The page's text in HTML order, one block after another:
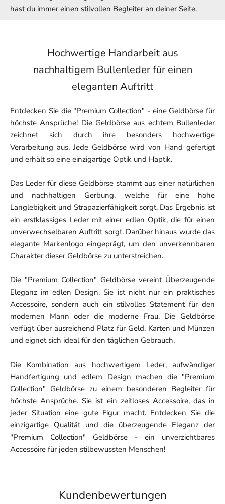
hast du immer einen stilvollen Begleiter an deiner Seite.
Hochwertige Handarbeit aus
nachhaltigem Bullenleder für einen
eleganten Auftritt
Entdecken Sie die "Premium Collection" - eine Geldbörse für
höchste Ansprüche! Die Geldbörse aus echtem Bullenleder
zeichnet sich durch ihre besonders hochwertige
Verarbeitung aus. Jede Geldbörse wird von Hand gefertigt
und erhält so eine einzigartige Optik und Haptik.
Das Leder für diese Geldbörse stammt aus einer natürlichen
und nachhaltigen Gerbung, welche für eine hohe
Langlebigkeit und Strapazierfähigkeit sorgt. Das Ergebnis ist
ein erstklassiges Leder mit einer edlen Optik, die für einen
unverwechselbaren Auftritt sorgt. Darüber hinaus wurde das
elegante Markenlogo eingeprägt, um den unverkennbaren
Charakter dieser Geldbörse zu unterstreichen.
Die "Premium Collection" Geldbörse vereint Überzeugende
Eleganz im edlen Design. Sie ist nicht nur ein praktisches
Accessoire, sondern auch ein stilvolles Statement für den
modernen Mann oder die moderne Frau. Die Geldbörse
verfügt über ausreichend Platz für Geld, Karten und Münzen
und eignet sich ideal für den täglichen Gebrauch.
Die Kombination aus hochwertigem Leder, aufwändiger
Handfertigung und edlem Design machen die "Premium
Collection" Geldbörse zu einem besonderen Begleiter für
höchste Ansprüche. Sie ist ein zeitloses Accessoire, das in
jeder Situation eine gute Figur macht. Entdecken Sie die
einzigartige Qualität und die überzeugende Eleganz der
"Premium Collection" Geldbörse - ein unverzichtbares
Accessoire für jeden stilbewussten Menschen!
Kundenbewertungen